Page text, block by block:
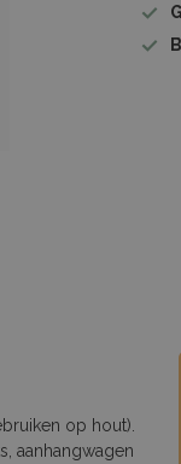
op hout).
aanhangwagen